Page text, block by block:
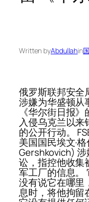
Written byAbdullahin
俄罗斯联邦安全
涉嫌为华盛顿从
《华尔街日报
入侵乌克兰以来
的公开行动。
美国国民埃文·
Gershkovich)
讼，指控他收集
军工厂的信息。
没有说它在哪里
息时，将他拘留